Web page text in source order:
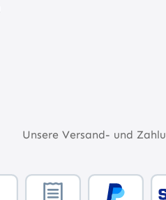
Unsere Versand- und